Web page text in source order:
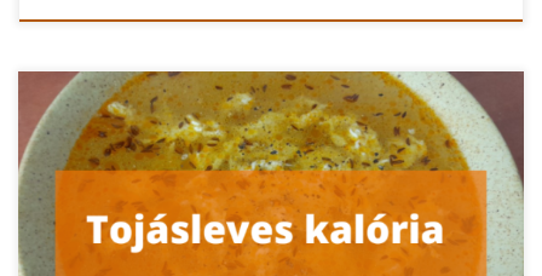
Tudd meg a tojásleves kalória és tápérték tartalmát. Részletes
leírással. Tojásleves kalória tartalma 100 g tojásleves tápértéke 100
g tojásleves kalória tartalma: 22 kcal Fehérje: 1,6 g Zsír: 0,9 g
Szénhidrát: 1,8 g 1 adag tojásleves tápértéke 1 adag tojásleves